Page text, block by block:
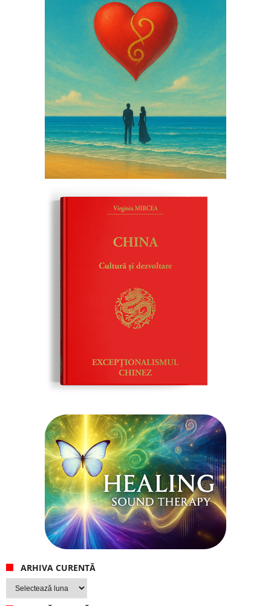
ARHIVA CURENTĂ
Arhiva
curentă